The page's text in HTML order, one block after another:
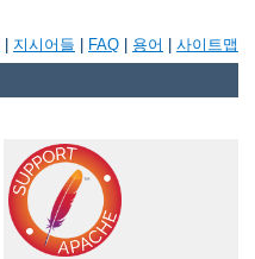
지시어들 FAQ 용어 사이트맵